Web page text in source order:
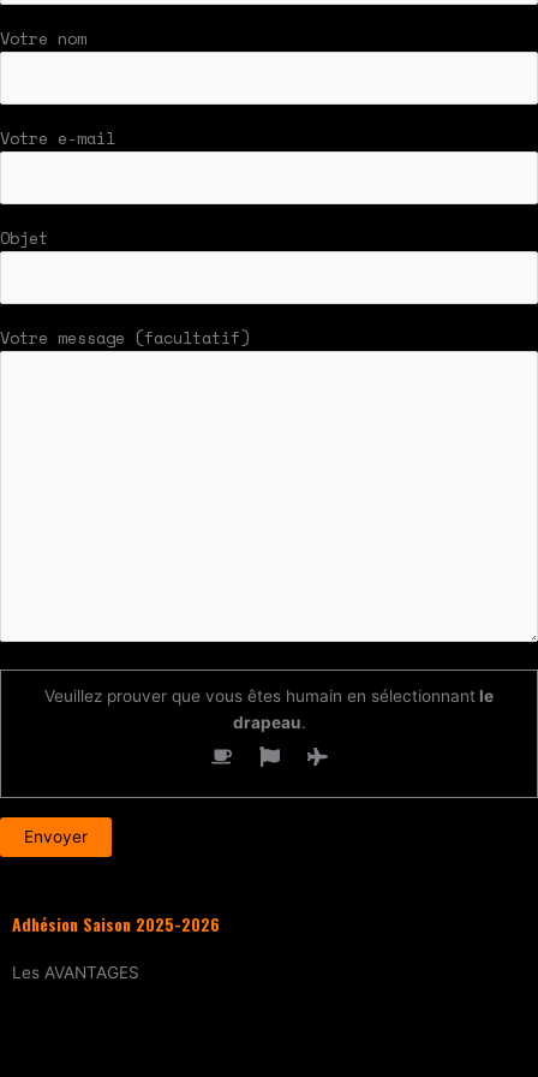
Votre nom
Votre e-mail
Objet
Votre message (facultatif)
Veuillez prouver que vous êtes humain en sélectionnant le
drapeau.
Adhésion Saison 2025-2026
Les AVANTAGES